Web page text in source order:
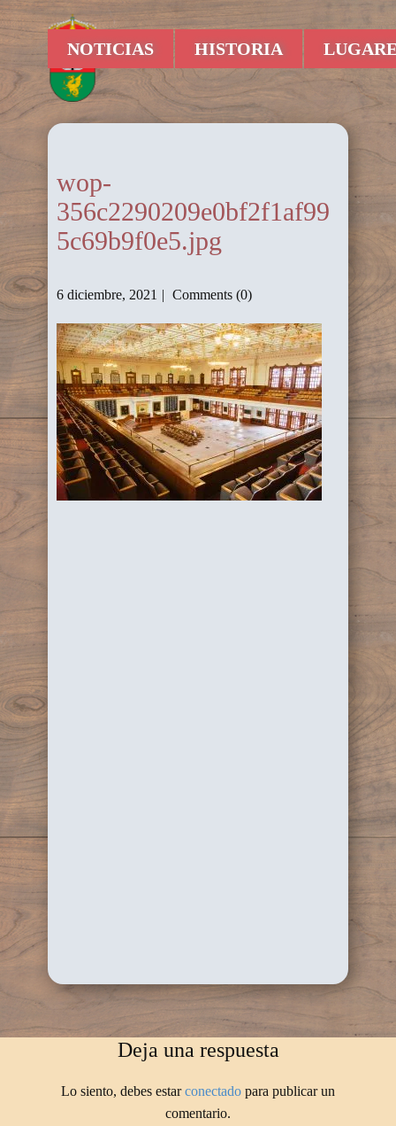
NOTICIAS HISTORIA
wop-
356c2290209e0bf2f1af99
5c69b9f0e5.jpg
6 diciembre, 2021 Comments (0)
Deja una respuesta
Lo siento, debes estarconectado para publicar un
comentario.